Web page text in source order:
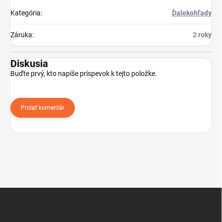
Kategória: Ďalekohľady
Záruka: 2 roky
Diskusia
Buďte prvý, kto napíše príspevok k tejto položke.
Pridať komentár